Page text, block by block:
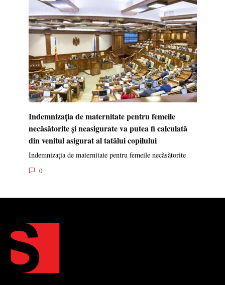
Indemnizația de maternitate pentru femeile
necăsătorite și neasigurate va putea fi calculată
din venitul asigurat al tatălui copilului
Indemnizația de maternitate pentru femeile necăsătorite
0